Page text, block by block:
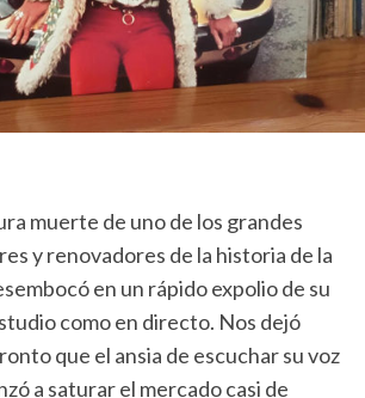
muerte de uno de los grandes
y renovadores de la historia de la
en un rápido expolio de su
como en directo. Nos dejó
que el ansia de escuchar su voz
a saturar el mercado casi de